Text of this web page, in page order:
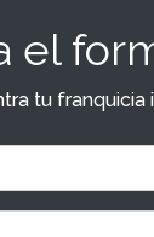
el
tu